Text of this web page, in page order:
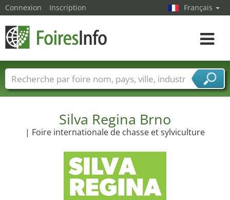
Silva Regina Brno
| Foire internationale de chasse et sylviculture
Connexion Inscription Français
Toggle
Foire noms Pays Villes
Secteurs de foire